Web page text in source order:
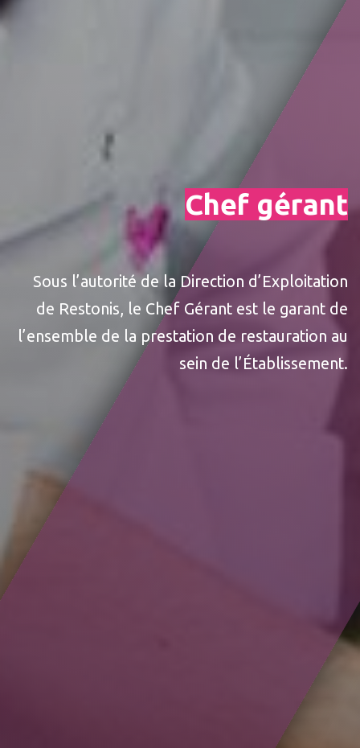
Chef gérant
Sous l’autorité de la Direction d’Exploitation
de Restonis, le Chef Gérant est le garant de
l’ensemble de la prestation de restauration au
sein de l’Établissement.